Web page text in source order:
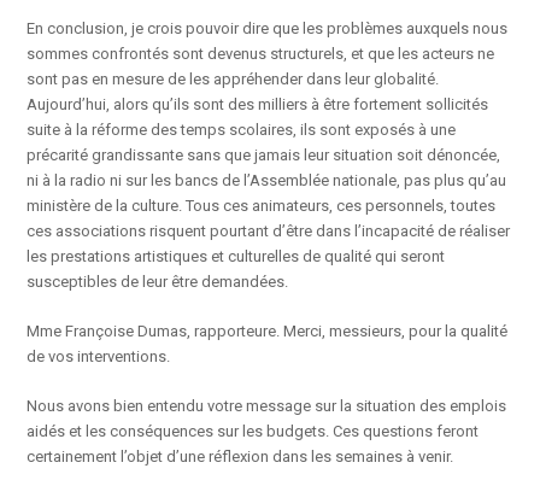
En conclusion, je crois pouvoir dire que les problèmes auxquels nous
sommes confrontés sont devenus structurels, et que les acteurs ne
sont pas en mesure de les appréhender dans leur globalité.
Aujourd’hui, alors qu’ils sont des milliers à être fortement sollicités
suite à la réforme des temps scolaires, ils sont exposés à une
précarité grandissante sans que jamais leur situation soit dénoncée,
ni à la radio ni sur les bancs de l’Assemblée nationale, pas plus qu’au
ministère de la culture. Tous ces animateurs, ces personnels, toutes
ces associations risquent pourtant d’être dans l’incapacité de réaliser
les prestations artistiques et culturelles de qualité qui seront
susceptibles de leur être demandées.
Mme Françoise Dumas, rapporteure. Merci, messieurs, pour la qualité
de vos interventions.
Nous avons bien entendu votre message sur la situation des emplois
aidés et les conséquences sur les budgets. Ces questions feront
certainement l’objet d’une réflexion dans les semaines à venir.